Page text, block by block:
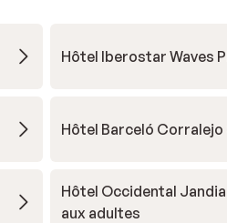
Hôtel Iberostar Waves
Hôtel Barceló Corralejo
Hôtel Occidental
aux adultes